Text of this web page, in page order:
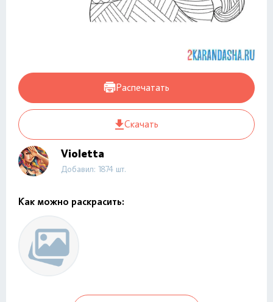
Распечатать
Скачать
Violetta
Добавил: 1874 шт.
Как можно раскрасить: